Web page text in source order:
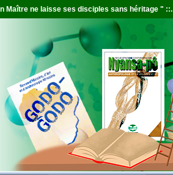
Maître ne laisse ses disciples sans héritage " ::.